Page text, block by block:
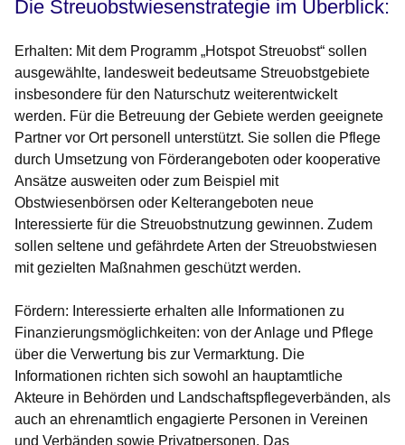
Die Streuobstwiesenstrategie im Überblick:
Erhalten: Mit dem Programm „Hotspot Streuobst“ sollen
ausgewählte, landesweit bedeutsame Streuobstgebiete
insbesondere für den Naturschutz weiterentwickelt
werden. Für die Betreuung der Gebiete werden geeignete
Partner vor Ort personell unterstützt. Sie sollen die Pflege
durch Umsetzung von Förderangeboten oder kooperative
Ansätze ausweiten oder zum Beispiel mit
Obstwiesenbörsen oder Kelterangeboten neue
Interessierte für die Streuobstnutzung gewinnen. Zudem
sollen seltene und gefährdete Arten der Streuobstwiesen
mit gezielten Maßnahmen geschützt werden.
Fördern: Interessierte erhalten alle Informationen zu
Finanzierungsmöglichkeiten: von der Anlage und Pflege
über die Verwertung bis zur Vermarktung. Die
Informationen richten sich sowohl an hauptamtliche
Akteure in Behörden und Landschaftspflegeverbänden, als
auch an ehrenamtlich engagierte Personen in Vereinen
und Verbänden sowie Privatpersonen. Das